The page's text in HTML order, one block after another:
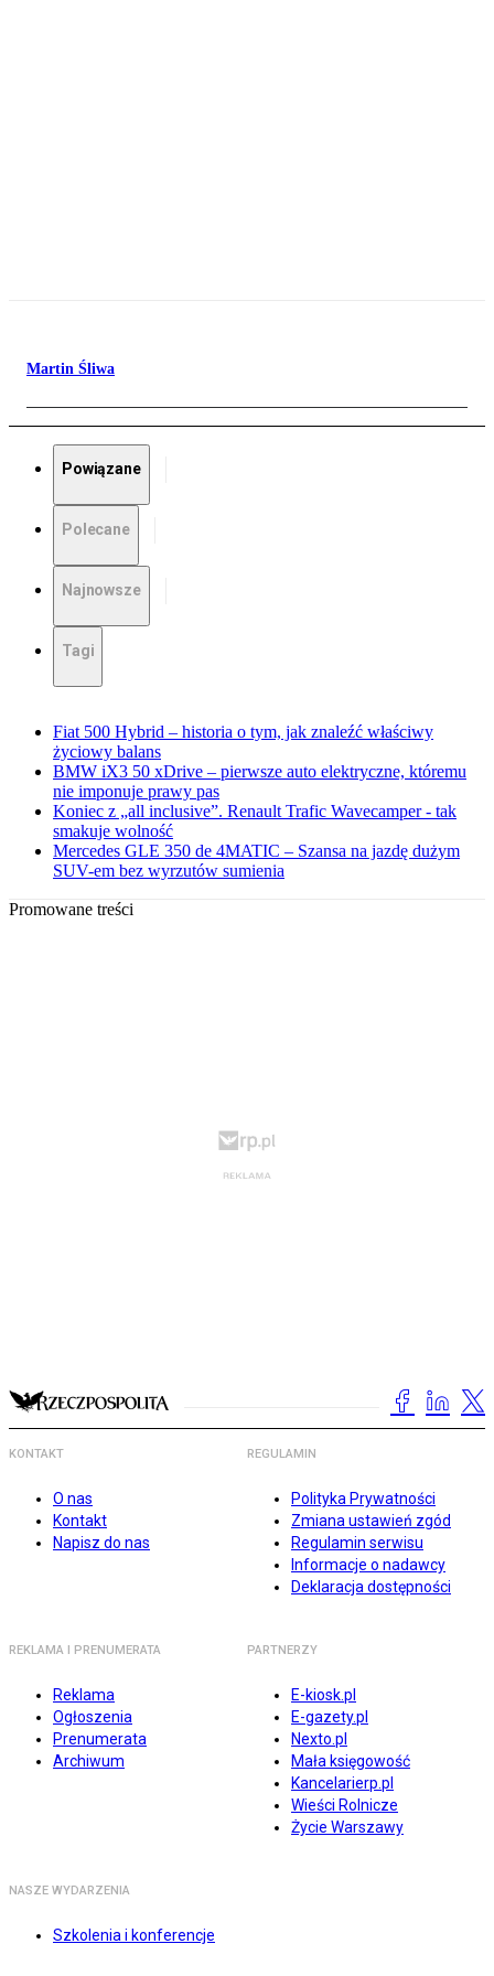
Martin Śliwa
Powiązane
Polecane
Najnowsze
Tagi
Fiat 500 Hybrid – historia o tym, jak znaleźć właściwy
życiowy balans
BMW iX3 50 xDrive – pierwsze auto elektryczne, któremu
nie imponuje prawy pas
Koniec z „all inclusive”. Renault Trafic Wavecamper - tak
smakuje wolność
Mercedes GLE 350 de 4MATIC – Szansa na jazdę dużym
SUV-em bez wyrzutów sumienia
Promowane treści
KONTAKT
O nas
Kontakt
Napisz do nas
REGULAMIN
Polityka Prywatności
Zmiana ustawień zgód
Regulamin serwisu
Informacje o nadawcy
Deklaracja dostępności
REKLAMA I PRENUMERATA
Reklama
Ogłoszenia
Prenumerata
Archiwum
PARTNERZY
E-kiosk.pl
E-gazety.pl
Nexto.pl
Mała księgowość
Kancelarierp.pl
Wieści Rolnicze
Życie Warszawy
NASZE WYDARZENIA
Szkolenia i konferencje